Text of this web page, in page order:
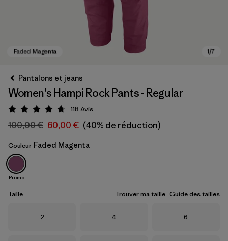
Faded Magenta
Pantalons et jeans
Women's Hampi Rock Pants - Regular
Évaluation: 4.7 / 5
118 Avis
100,00 € 60,00 € (40% de réduction)
Couleur Faded Magenta
Promo
Taille Trouver ma taille Guide des tailles
Taille
2 Taille
4 Taille
6